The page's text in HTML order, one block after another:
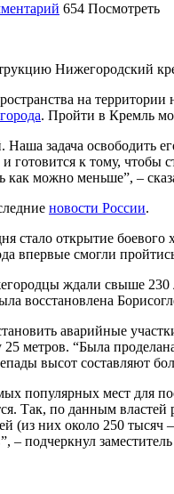
654 Посмотреть
Нижегородский
на территории
. Пройти в Кремль
Наша задача освободить
и готовится к тому,
как можно меньше”, –
новости России.
стало открытие
впервые смогли
ждали свыше 230
восстановлена
аварийные
метров. “Была
высот составляют
популярных мест для
Так, по данным властей
(из них около 250
– подчеркнул заместитель